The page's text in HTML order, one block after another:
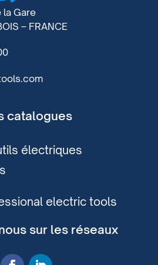
la Gare
– FRANCE
catalogues
électriques
electric tools
sur les réseaux